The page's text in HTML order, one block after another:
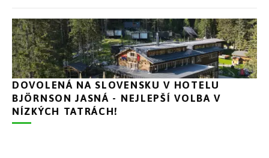
DOVOLENÁ NA SLOVENSKU V HOTELU
BJÖRNSON JASNÁ - NEJLEPŠÍ VOLBA V
NÍZKÝCH TATRÁCH!